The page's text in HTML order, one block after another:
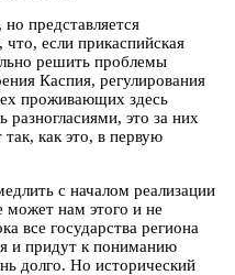
представляется
если прикаспийская
решить проблемы
Каспия, регулирования
проживающих здесь
разногласиями, это за них
как это, в первую
с началом реализации
нам этого и не
все государства региона
и придут к пониманию
долго. Но исторический